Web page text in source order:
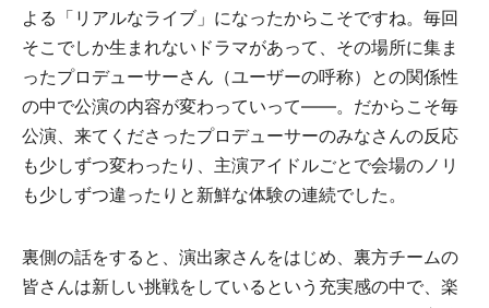
よる「リアルなライブ」になったからこそですね。毎回
そこでしか生まれないドラマがあって、その場所に集ま
ったプロデューサーさん（ユーザーの呼称）との関係性
の中で公演の内容が変わっていって――。だからこそ毎
公演、来てくださったプロデューサーのみなさんの反応
も少しずつ変わったり、主演アイドルごとで会場のノリ
も少しずつ違ったりと新鮮な体験の連続でした。
裏側の話をすると、演出家さんをはじめ、裏方チームの
皆さんは新しい挑戦をしているという充実感の中で、楽